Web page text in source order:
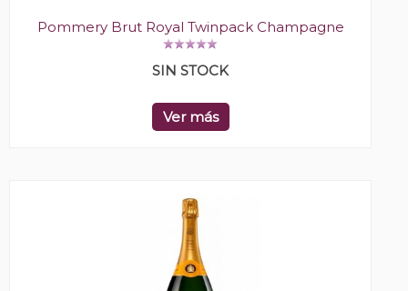
Pommery Brut Royal Twinpack Champagne
SIN STOCK
Ver más